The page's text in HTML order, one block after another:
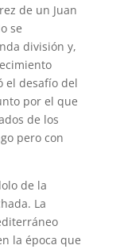
de un Juan
se
división y,
el desafío del
por el que
de los
pero con
de la
La
la época que